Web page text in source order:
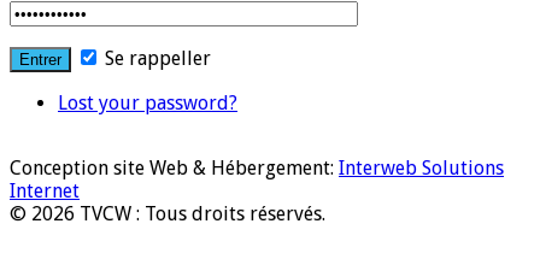
Se rappeller
Lost your password?
Conception site Web & Hébergement: Interweb Solutions
Internet
© 2026 TVCW : Tous droits réservés.